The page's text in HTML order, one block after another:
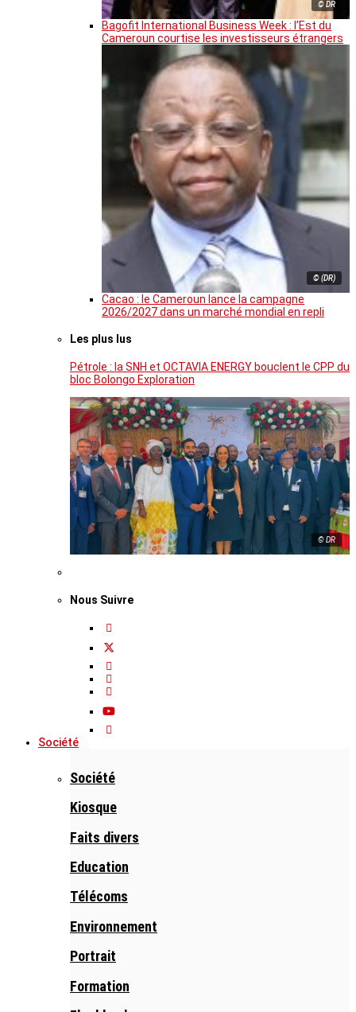
© DR
Bagofit International Business Week : l’Est du
Cameroun courtise les investisseurs étrangers
© (DR)
Cacao : le Cameroun lance la campagne
2026/2027 dans un marché mondial en repli
Les plus lus
Pétrole : la SNH et OCTAVIA ENERGY bouclent le CPP du
bloc Bolongo Exploration
© DR
Nous Suivre
Société
Société
Kiosque
Faits divers
Education
Télécoms
Environnement
Portrait
Formation